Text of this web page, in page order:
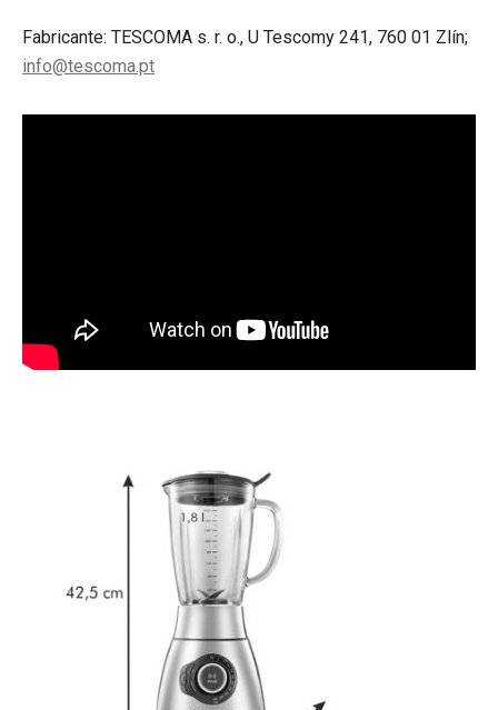
Fabricante: TESCOMA s. r. o., U Tescomy 241, 760 01 Zlín;
info@tescoma.pt